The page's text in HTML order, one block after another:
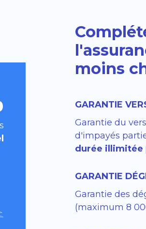
moins
GARANTIE
Garantie du
d'impayés
durée illimitée
GARANTIE
Garantie des
(maximum 8